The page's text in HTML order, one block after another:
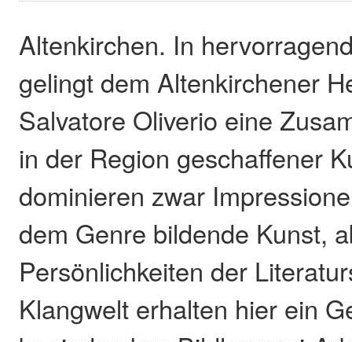
Altenkirchen. In
gelingt dem Altenkirchener
Salvatore Oliverio eine
in der Region geschaffener
dominieren zwar
dem Genre bildende Kunst,
Persönlichkeiten der
Klangwelt erhalten hier ein